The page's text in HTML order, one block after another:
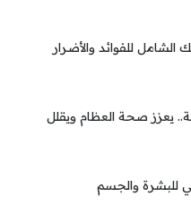
الشامل للفوائد والأضرار
يعزز صحة العظام ويقلل
للبشرة والجسم